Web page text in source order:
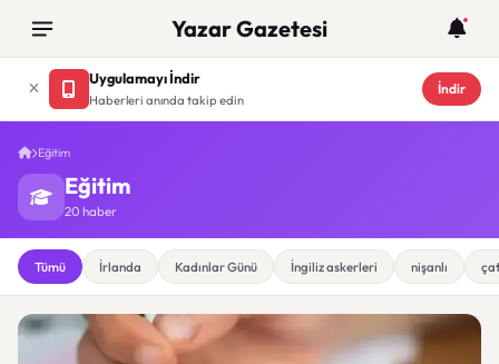
Yazar Gazetesi
Uygulamayı İndir
Haberleri anında takip edin
İndir
Eğitim
Eğitim
20 haber
Tümü İrlanda Kadınlar Günü İngiliz askerleri nişanlı